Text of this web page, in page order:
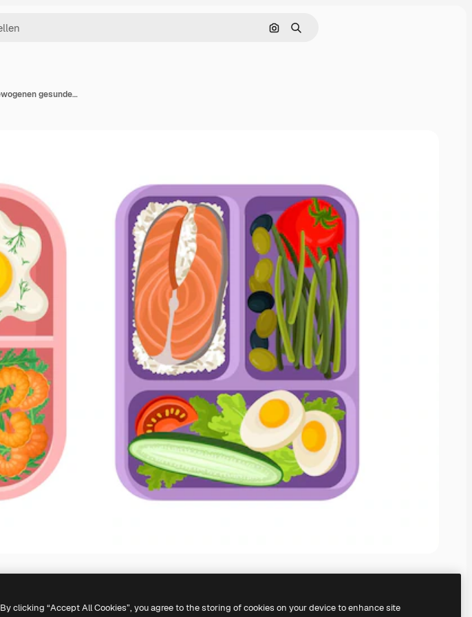
Nach Bild suchen
Suchen
Gesundes Mittagessen Set Top-View von Tablets mit ausgewogenen gesunden Lebensmittel Vektor-Illustration
By clicking “Accept All Cookies”, you agree to the storing of cookies on your device to enhance site